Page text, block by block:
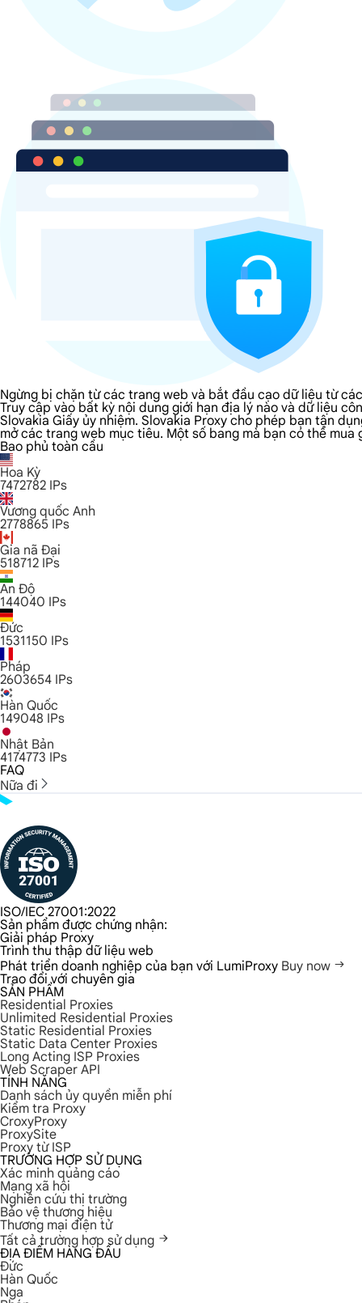
Ngừng bị chặn từ các trang web và bắt đầu cạo dữ liệu từ
Truy cập vào bất kỳ nội dung giới hạn địa lý nào và dữ liệu
Slovakia Giấy ủy nhiệm. Slovakia Proxy cho phép bạn tận
mở các trang web mục tiêu. Một số bang mà bạn có thể mua
Bao phủ toàn cầu
Hoa Kỳ
7472782 IPs
Vương quốc Anh
2778865 IPs
Gia nã Đại
518712 IPs
Ấn Độ
144040 IPs
Đức
1531150 IPs
Pháp
2603654 IPs
Hàn Quốc
149048 IPs
Nhật Bản
4174773 IPs
FAQ
Nữa đi
ISO/IEC 27001:2022
Sản phẩm được chứng nhận:
Giải pháp Proxy
Trình thu thập dữ liệu web
Phát triển doanh nghiệp của bạn với LumiProxy Buy now
Trao đổi với chuyên gia
SẢN PHẨM
Residential Proxies
Unlimited Residential Proxies
Static Residential Proxies
Static Data Center Proxies
Long Acting ISP Proxies
Web Scraper API
TÍNH NĂNG
Danh sách ủy quyền miễn phí
Kiểm tra Proxy
CroxyProxy
ProxySite
Proxy từ ISP
TRƯỜNG HỢP SỬ DỤNG
Xác minh quảng cáo
Mạng xã hội
Nghiên cứu thị trường
Bảo vệ thương hiệu
Thương mại điện tử
Tất cả trường hợp sử dụng
ĐỊA ĐIỂM HÀNG ĐẦU
Đức
Hàn Quốc
Nga